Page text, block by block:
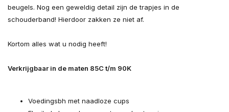
beugels. Nog een geweldig detail zijn de trapjes in de
schouderband! Hierdoor zakken ze niet af.
Kortom alles wat u nodig heeft!
Verkrijgbaar in de maten 85C t/m 90K
Voedingsbh met naadloze cups